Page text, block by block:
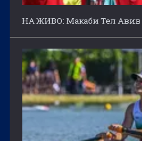
НА ЖИВО: Макаби Тел